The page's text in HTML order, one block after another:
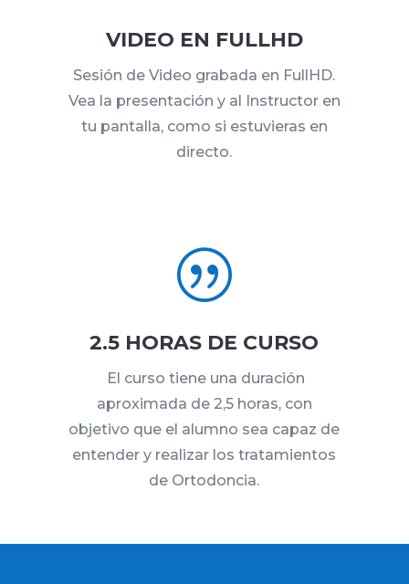
VIDEO EN FULLHD
Sesión de Video grabada en FullHD.
Vea la presentación y al Instructor en
tu pantalla, como si estuvieras en
directo.
|
2.5 HORAS DE CURSO
El curso tiene una duración
aproximada de 2,5 horas, con
objetivo que el alumno sea capaz de
entender y realizar los tratamientos
de Ortodoncia.